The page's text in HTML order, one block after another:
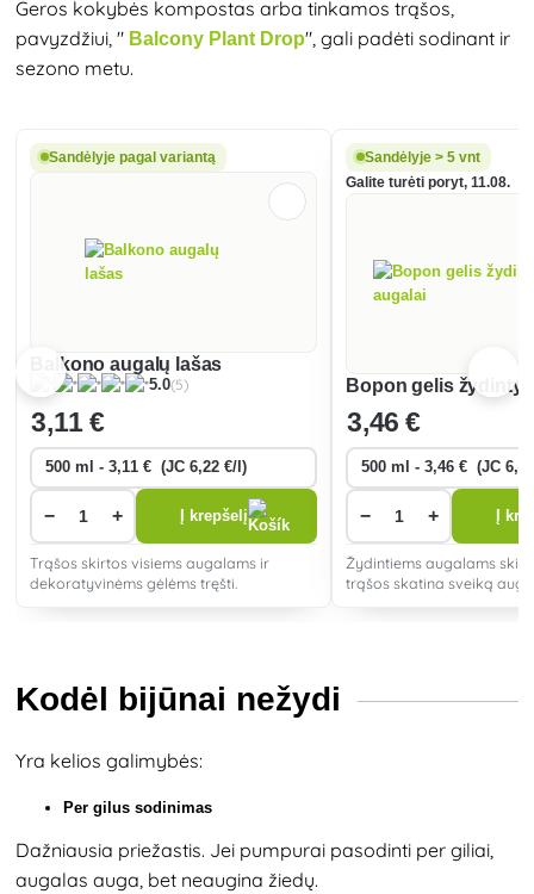
Geros kokybės kompostas arba tinkamos trąšos,
pavyzdžiui, " Balcony Plant Drop", gali padėti sodinant ir
sezono metu.
Sandėlyje pagal variantą
Balkono augalų lašas
5.0(5)
3,11 €
− + Į krepšelį
Trąšos skirtos visiems augalams ir
dekoratyvinėms gėlėms tręšti.
Sandėlyje > 5 vnt
Galite turėti poryt, 11.08.
Bopon gelis
3,46 €
− + Į
Žydintiems augalams
trąšos skatina sveiką
Kodėl bijūnai nežydi
Yra kelios galimybės:
Per gilus sodinimas
Dažniausia priežastis. Jei pumpurai pasodinti per giliai,
augalas auga, bet neaugina žiedų.